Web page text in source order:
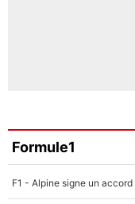
Formule1